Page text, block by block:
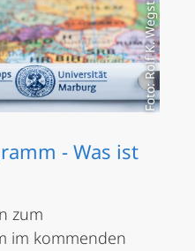
Foto: Rolf K. Wegst
- Was ist
zum
im kommenden